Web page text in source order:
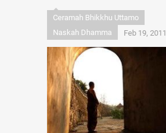
Ceramah Bhikkhu Uttamo
Naskah Dhamma
Feb 19, 2011